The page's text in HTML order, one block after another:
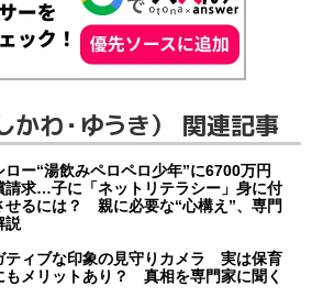
かわ・ゆうき） 関連記事
ロー“湯飲みペロペロ少年”に6700万円
請求…子に「ネットリテラシー」身に付
せるには？ 親に必要な“心構え”、専門
説
ティブな印象の見守りカメラ 実は保育
もメリットあり？ 真相を専門家に聞く